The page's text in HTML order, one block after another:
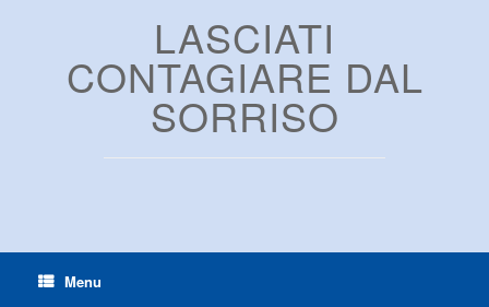
LASCIATI
CONTAGIARE DAL
SORRISO
Menu